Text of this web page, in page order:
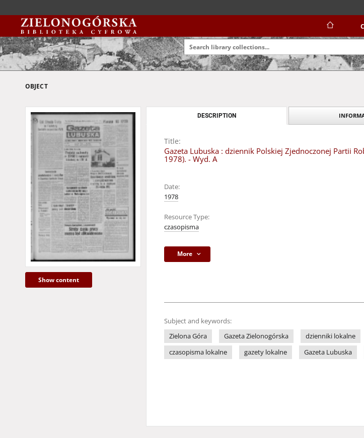
OBJECT
Show content
DESCRIPTION
Title:
Gazeta Lubuska : dziennik Polskiej Zjednoczonej Partii
1978). - Wyd. A
Date:
1978
Resource Type:
czasopisma
More
Subject and keywords:
Zielona Góra
Gazeta Zielonogórska dzienniki lokalne
czasopisma lokalne
gazety lokalne Gazeta Lubuska